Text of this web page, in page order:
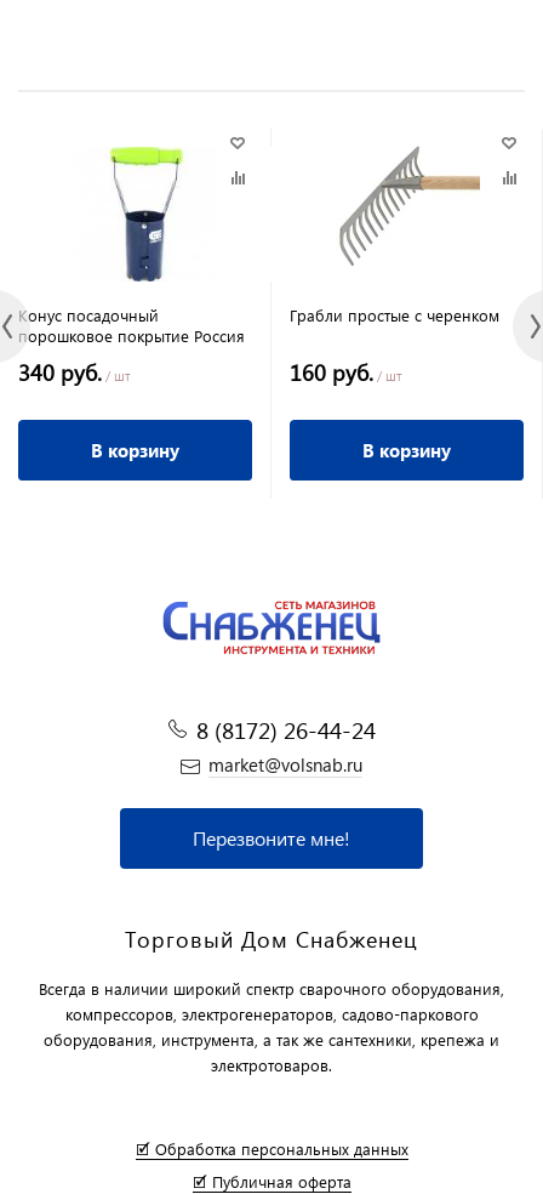
Конус посадочный
порошковое покрытие Россия
340 руб. / шт
В корзину
Грабли простые с черенком
160 руб. / шт
В корзину
8 (8172) 26-44-24
market@volsnab.ru
Перезвоните мне!
Торговый Дом Снабженец
Всегда в наличии широкий спектр сварочного оборудования,
компрессоров, электрогенераторов, садово-паркового
оборудования, инструмента, а так же сантехники, крепежа и
электротоваров.
🗹 Обработка персональных данных
🗹 Публичная оферта